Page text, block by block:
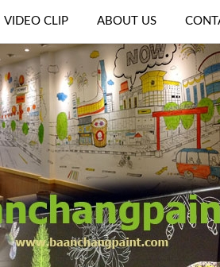
VIDEO CLIP ABOUT US